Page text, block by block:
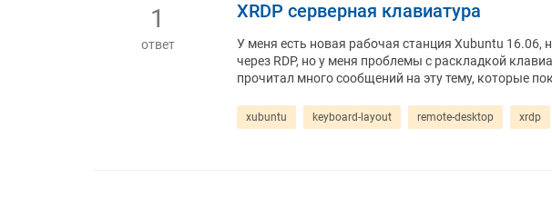
1
ответ
XRDP серверная клавиатура
У меня есть новая рабочая станция Xubuntu 16.06,
через RDP, но у меня проблемы с раскладкой
прочитал много сообщений на эту тему, которые
xubuntu keyboard-layout remote-desktop xrdp